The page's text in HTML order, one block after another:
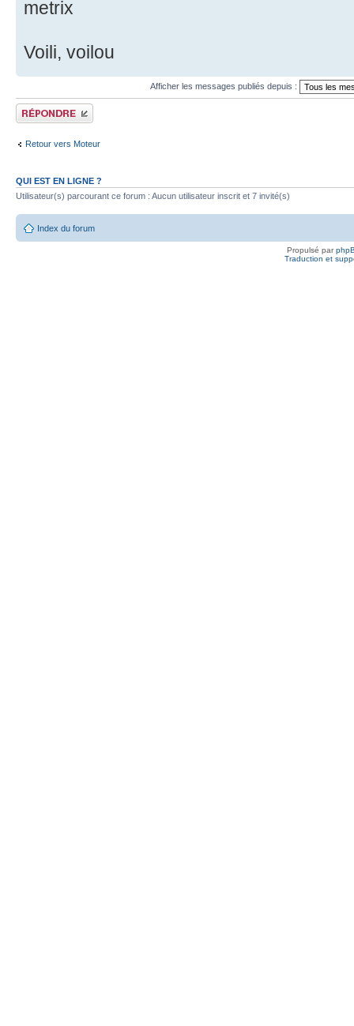
metrix
Voili, voilou
Afficher les messages publiés depuis :
Publier une réponse
Retour vers Moteur
QUI EST EN LIGNE ?
Utilisateur(s) parcourant ce forum : Aucun utilisateur inscrit et 7 invité(s)
Index du forum
Propulsé par
Traduction et